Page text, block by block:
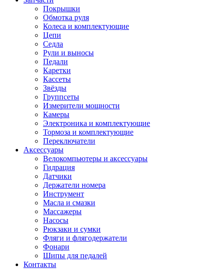
Покрышки
Обмотка руля
Колеса и комплектующие
Цепи
Седла
Рули и выносы
Педали
Каретки
Кассеты
Звёзды
Группсеты
Измерители мощности
Камеры
Электроника и комплектующие
Тормоза и комплектующие
Переключатели
Аксессуары
Велокомпьютеры и аксессуары
Гидрация
Датчики
Держатели номера
Инструмент
Масла и смазки
Массажеры
Насосы
Рюкзаки и сумки
Фляги и флягодержатели
Фонари
Шипы для педалей
Контакты